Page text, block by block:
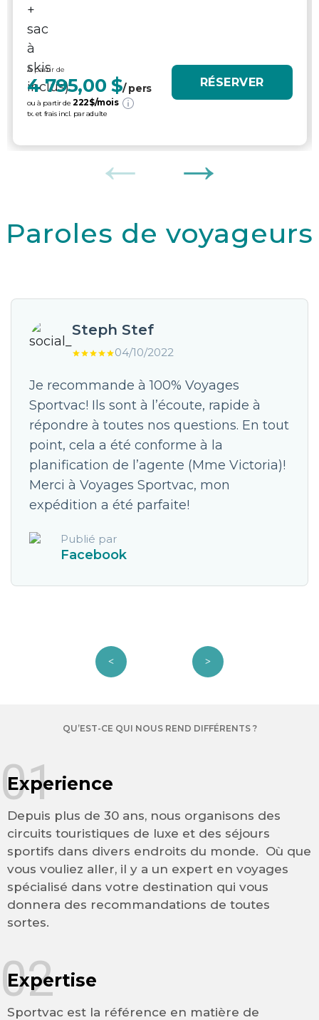
À partir de
4 795,00 $/ pers
ou à partir de222$/mois
tx. et frais incl. par adulte
RÉSERVER
Paroles de voyageurs
Steph Stef
04/10/2022
Je recommande à 100% Voyages
Sportvac! Ils sont à l’écoute, rapide à
répondre à toutes nos questions. En tout
point, cela a été conforme à la
planification de l’agente (Mme Victoria)!
Merci à Voyages Sportvac, mon
expédition a été parfaite!
Publié par
Facebook
QU’EST-CE QUI NOUS REND DIFFÉRENTS ?
Experience
Depuis plus de 30 ans, nous organisons des
circuits touristiques de luxe et des séjours
sportifs dans divers endroits du monde. Où que
vous vouliez aller, il y a un expert en voyages
spécialisé dans votre destination qui vous
donnera des recommandations de toutes
sortes.
01
Expertise
Sportvac est la référence en matière de
02